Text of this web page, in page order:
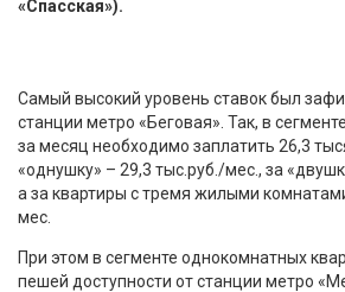
«Спасская»).
Самый высокий уровень ставок был
станции метро «Беговая». Так, в
за месяц необходимо заплатить 26,3
«однушку» – 29,3 тыс.руб./мес., за
а за квартиры с тремя жилыми
мес.
При этом в сегменте однокомнатных
пешей доступности от станции метро